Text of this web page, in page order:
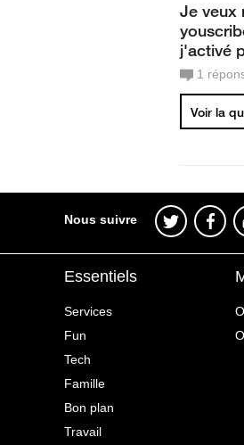
Je veux
j'activé
1
Voir la
Nous suivre
Essentiels
Services
Fun
Tech
Famille
Bon plan
Travail